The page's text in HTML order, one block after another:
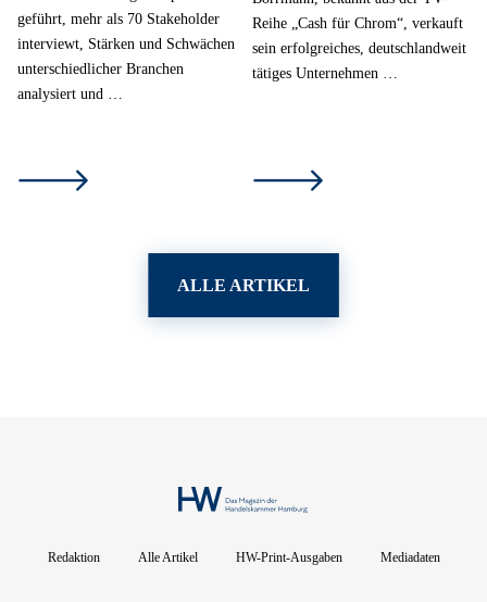
geführt, mehr als 70 Stakeholder
interviewt, Stärken und Schwächen
unterschiedlicher Branchen
analysiert und …
Reihe „Cash für Chrom“, verkauft
sein erfolgreiches, deutschlandweit
tätiges Unternehmen …
ALLE ARTIKEL
Redaktion Alle Artikel HW-Print-Ausgaben Mediadaten